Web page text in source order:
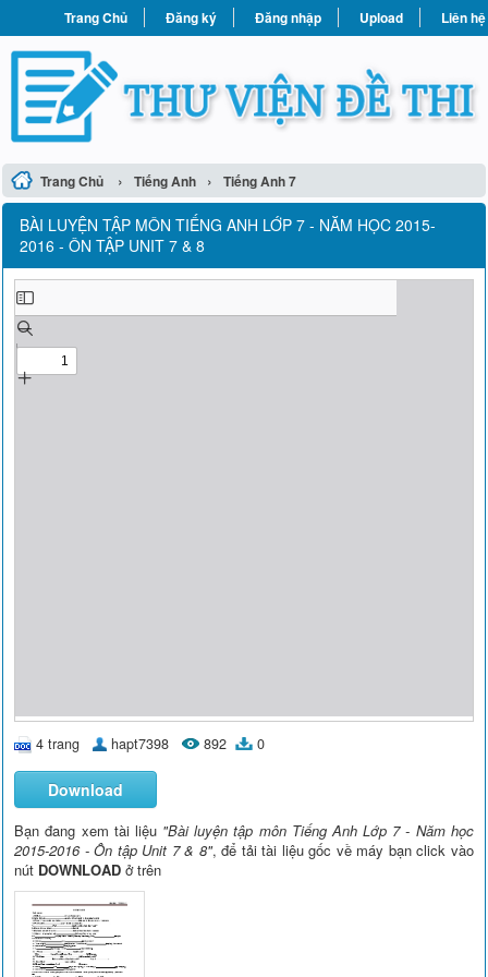
Trang Chủ Đăng ký Đăng nhập Upload Liên hệ
Trang Chủ › Tiếng Anh › Tiếng Anh 7
BÀI LUYỆN TẬP MÔN TIẾNG ANH LỚP 7 - NĂM HỌC 2015-
2016 - ÔN TẬP UNIT 7 & 8
4 trang hapt7398 892 0
Download
Bạn đang xem tài liệu "Bài luyện tập môn Tiếng Anh Lớp 7 - Năm học
2015-2016 - Ôn tập Unit 7 & 8", để tải tài liệu gốc về máy bạn click vào
nút DOWNLOAD ở trên